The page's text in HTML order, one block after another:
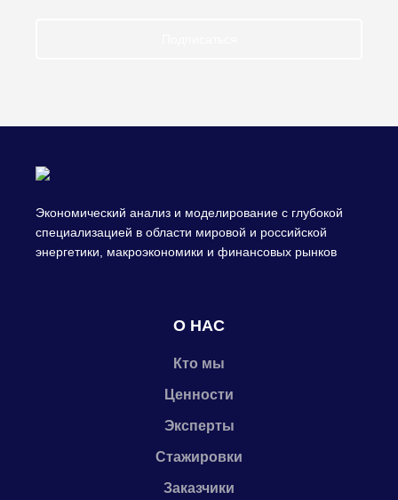
Экономический анализ и моделирование с глубокой
специализацией в области мировой и российской
энергетики, макроэкономики и финансовых рынков
О НАС
Кто мы
Ценности
Эксперты
Стажировки
Заказчики